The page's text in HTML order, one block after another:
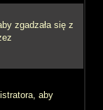
zgadzała się z
aby